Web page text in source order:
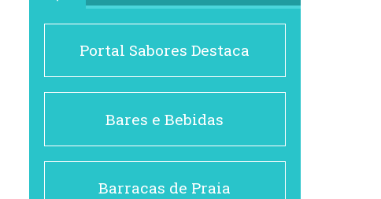
Portal Sabores Destaca
Bares e Bebidas
Barracas de Praia